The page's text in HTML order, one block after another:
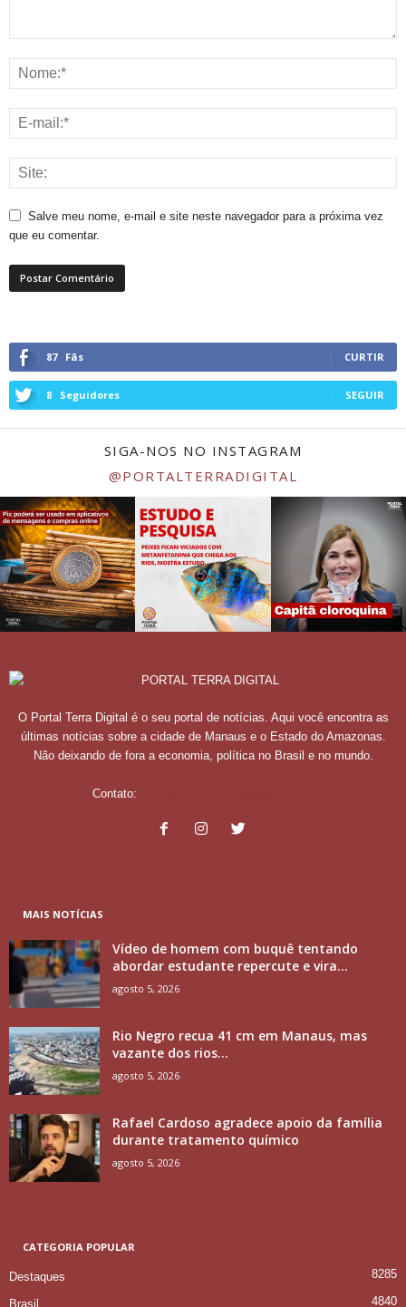
Salve meu nome, e-mail e site neste navegador para a próxima vez
que eu comentar.
87 Fãs CURTIR
8 Seguidores SEGUIR
SIGA-NOS NO INSTAGRAM
@PORTALTERRADIGITAL
O Portal Terra Digital é o seu portal de notícias. Aqui você encontra as
últimas notícias sobre a cidade de Manaus e o Estado do Amazonas.
Não deixando de fora a economia, política no Brasil e no mundo.
Contato:
MAIS NOTÍCIAS
Vídeo de homem com buquê tentando
abordar estudante repercute e vira...
agosto 5, 2026
Rio Negro recua 41 cm em Manaus, mas
vazante dos rios...
agosto 5, 2026
Rafael Cardoso agradece apoio da família
durante tratamento químico
agosto 5, 2026
CATEGORIA POPULAR
Destaques 8285
Brasil 4840